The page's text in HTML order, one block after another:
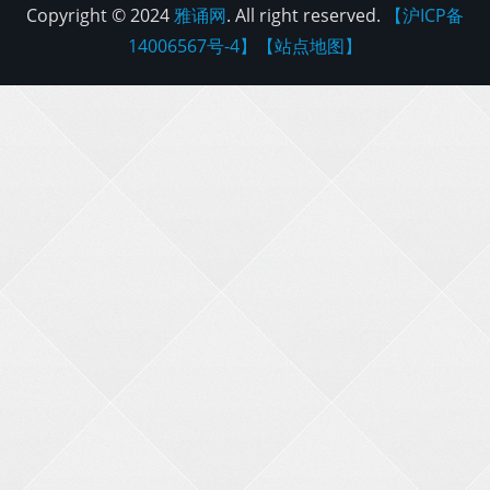
Copyright © 2024雅诵网. All right reserved.
【沪ICP备
14006567号-4】
【站点地图】